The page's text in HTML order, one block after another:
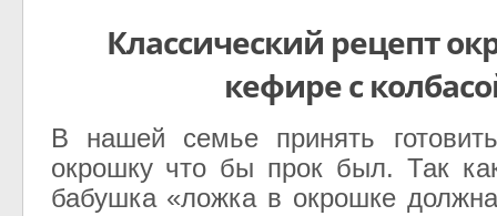
Классический рецепт
кефире с
В нашей семье принять
окрошку что бы прок был. Так
бабушка «ложка в окрошке